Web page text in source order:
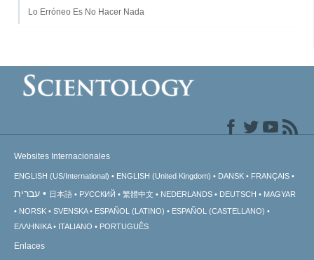
Lo Erróneo Es No Hacer Nada
Websites Internacionales
ENGLISH (US/International) ENGLISH (United Kingdom) DANSK FRANÇAIS
עברית 日本語 РУССКИЙ 繁體中文 NEDERLANDS DEUTSCH
MAGYAR
NORSK
SVENSKA ESPAÑOL (LATINO)
ESPAÑOL (CASTELLANO)
ΕΛΛΗΝΙΚA
ITALIANO PORTUGUÊS
Enlaces